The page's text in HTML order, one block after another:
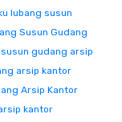
lubang susun
Susun Gudang
gudang arsip
arsip kantor
Arsip Kantor
kantor